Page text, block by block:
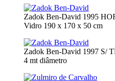
Zadok Ben-David 1995
Vidro 190 x 170 x 50 cm
Zadok Ben-David 1997 S/
4 mt diâmetro